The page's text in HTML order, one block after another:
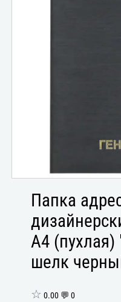
Папка
А4 (пухлая)
шелк
☆ 0.00 💬 0